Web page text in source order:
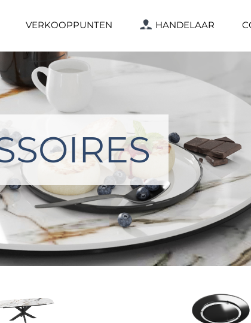
VERKOOPPUNTEN HANDELAAR